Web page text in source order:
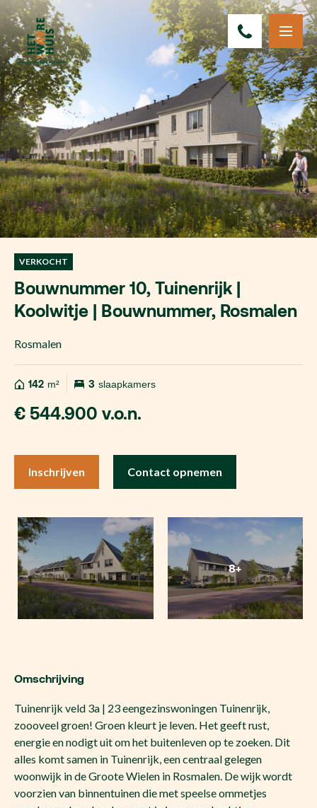
VERKOCHT
Bouwnummer 10, Tuinenrijk |
Koolwitje | Bouwnummer, Rosmalen
Rosmalen
142 m² 3 slaapkamers
€ 544.900 v.o.n.
Inschrijven Contact opnemen
8+
Omschrijving
Tuinenrijk veld 3a | 23 eengezinswoningen Tuinenrijk,
zoooveel groen! Groen kleurt je leven. Het geeft rust,
energie en nodigt uit om het buitenleven op te zoeken. Dit
alles komt samen in Tuinenrijk, een centraal gelegen
woonwijk in de Groote Wielen in Rosmalen. De wijk wordt
voorzien van binnentuinen die met speelse ommetjes